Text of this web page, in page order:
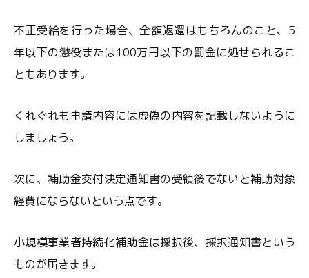
不正受給を行った場合、全額返還はもちろんのこと、5
年以下の懲役または100万円以下の罰金に処せられるこ
ともあります。
くれぐれも申請内容には虚偽の内容を記載しないように
しましょう。
次に、補助金交付決定通知書の受領後でないと補助対象
経費にならないという点です。
小規模事業者持続化補助金は採択後、採択通知書という
ものが届きます。